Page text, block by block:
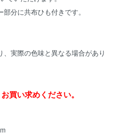
分に共布ひも付きです。
実際の色味と異なる場合があり
買い求めください。